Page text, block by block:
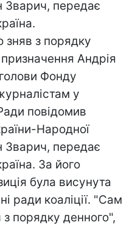
передає
з порядку
Андрія
Фонду
у
повідомив
Народної
передає
За його
була висунута
ради коаліції. "Сам
порядку денного",